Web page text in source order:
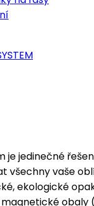
je jedinečné
všechny vaše
ekologické
obaly